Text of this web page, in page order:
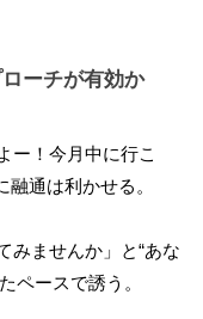
ーチが有効か
ー！今月中に行こ
通は利かせる。
ませんか」と“あな
ペースで誘う。